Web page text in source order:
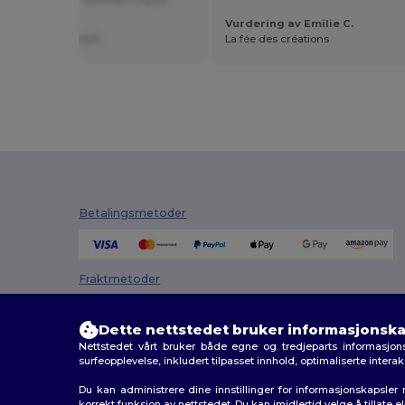
Vurdering av Emilie C.
La fée des créations
Betalingsmetoder
Fraktmetoder
Dette nettstedet bruker
Nettstedet vårt bruker både egne og tredjeparts
surfeopplevelse, inkludert tilpasset innhold, optimaliserte
Du kan administrere dine innstillinger for